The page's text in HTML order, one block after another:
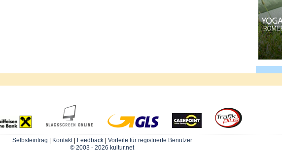
Selbsteintrag Kontakt| Feedback| Vorteile für registrierte Benutzer
© 2003 - 2026 kultur.net